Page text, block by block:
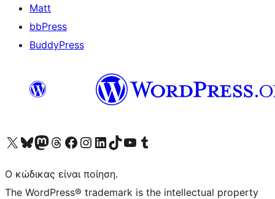
Matt
bbPress
BuddyPress
Visit our X (formerly Twitter) account
Visit our Bluesky account
Επισκεφθείτε τον λογαριασμό μας στο Mastodon
Visit our Threads account
Επισκεφτείτε τη σελίδα μας στο Facebook
Επισκεφθείτε τον λογαριασμό μας Instagram
Επισκεφθείτε τον λογαριασμό μας LinkedIn
Visit our TikTok account
Visit our YouTube channel
Visit our Tumblr account
Ο κώδικας είναι ποίηση.
The WordPress® trademark is the intellectual property